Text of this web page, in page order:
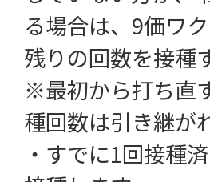
る場合は、9価ワ
残りの回数を接種
※最初から打ち直
種回数は引き継が
・すでに1回接種